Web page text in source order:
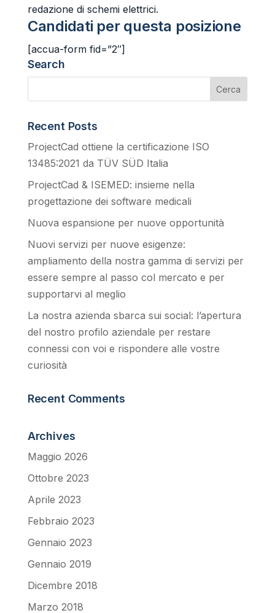
redazione di schemi elettrici.
Candidati per questa posizione
[accua-form fid=”2″]
Search
Recent Posts
ProjectCad ottiene la certificazione ISO
13485:2021 da TÜV SÜD Italia
ProjectCad & ISEMED: insieme nella
progettazione dei software medicali
Nuova espansione per nuove opportunità
Nuovi servizi per nuove esigenze:
ampliamento della nostra gamma di servizi per
essere sempre al passo col mercato e per
supportarvi al meglio
La nostra azienda sbarca sui social: l’apertura
del nostro profilo aziendale per restare
connessi con voi e rispondere alle vostre
curiosità
Recent Comments
Archives
Maggio 2026
Ottobre 2023
Aprile 2023
Febbraio 2023
Gennaio 2023
Gennaio 2019
Dicembre 2018
Marzo 2018